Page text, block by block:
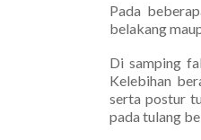
Pada
belakang
Di samping
Kelebihan
serta postur
pada tulang